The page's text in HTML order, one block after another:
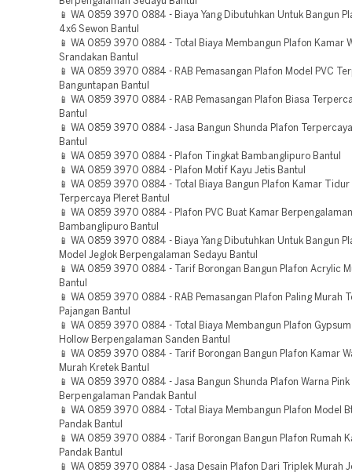
📱 WA 0859 3970 0884 - Biaya Yang Dibutuhkan Untuk Bangun
4x6 Sewon Bantul
📱 WA 0859 3970 0884 - Total Biaya Membangun Plafon Kamar
Srandakan Bantul
📱 WA 0859 3970 0884 - RAB Pemasangan Plafon Model PVC
Banguntapan Bantul
📱 WA 0859 3970 0884 - RAB Pemasangan Plafon Biasa
Bantul
📱 WA 0859 3970 0884 - Jasa Bangun Shunda Plafon
Bantul
📱 WA 0859 3970 0884 - Plafon Tingkat Bambanglipuro Bantul
📱 WA 0859 3970 0884 - Plafon Motif Kayu Jetis Bantul
📱 WA 0859 3970 0884 - Total Biaya Bangun Plafon Kamar
Terpercaya Pleret Bantul
📱 WA 0859 3970 0884 - Plafon PVC Buat Kamar Berpengalaman
Bambanglipuro Bantul
📱 WA 0859 3970 0884 - Biaya Yang Dibutuhkan Untuk Bangun
Model Jeglok Berpengalaman Sedayu Bantul
📱 WA 0859 3970 0884 - Tarif Borongan Bangun Plafon Acrylic
Bantul
📱 WA 0859 3970 0884 - RAB Pemasangan Plafon Paling Murah
Pajangan Bantul
📱 WA 0859 3970 0884 - Total Biaya Membangun Plafon Gypsum
Hollow Berpengalaman Sanden Bantul
📱 WA 0859 3970 0884 - Tarif Borongan Bangun Plafon Kamar
Murah Kretek Bantul
📱 WA 0859 3970 0884 - Jasa Bangun Shunda Plafon Warna Pink
Berpengalaman Pandak Bantul
📱 WA 0859 3970 0884 - Total Biaya Membangun Plafon Model
Pandak Bantul
📱 WA 0859 3970 0884 - Tarif Borongan Bangun Plafon Rumah
Pandak Bantul
📱 WA 0859 3970 0884 - Jasa Desain Plafon Dari Triplek Murah